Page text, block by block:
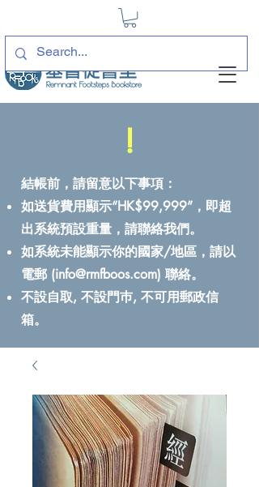
!
結帳前，請留意以下事項：
如送貨費用顯示“HK$99,999”，即超
出系統預設重量，請聯絡我們。
如系統未能顯示你的國家/地區，請以
電郵 (info@rmfboos.com) 聯絡。
不設自取, 不設門巿, 不可用郵政信
箱。